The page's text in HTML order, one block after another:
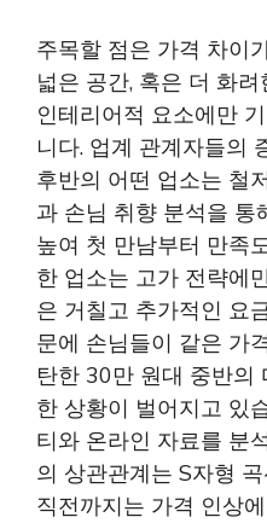
주목할 점은 가격 차이
넓은 공간, 혹은 더 화
인테리어적 요소에만
니다. 업계 관계자들의
후반의 어떤 업소는 철
과 손님 취향 분석을 통
높여 첫 만남부터 만족
한 업소는 고가 전략에
은 거칠고 추가적인 요
문에 손님들이 같은 가
탄한 30만 원대 중반의
한 상황이 벌어지고 있
티와 온라인 자료를 분
의 상관관계는 S자형
직전까지는 가격 인상